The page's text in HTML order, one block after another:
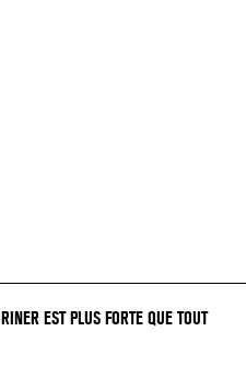
EST PLUS FORTE QUE TOUT